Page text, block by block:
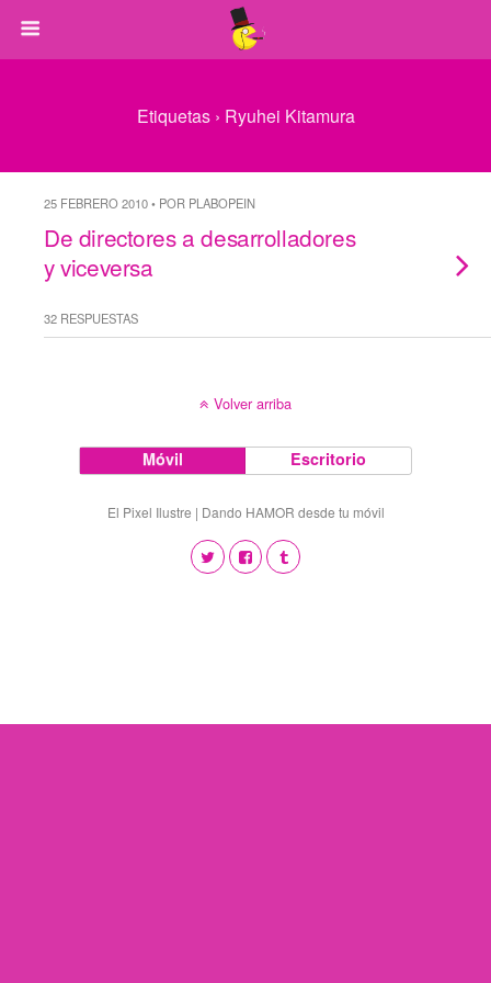
Etiquetas › Ryuhei Kitamura
25 FEBRERO 2010 • POR PLABOPEIN
De directores a desarrolladores
y viceversa
32 RESPUESTAS
Volver arriba
Móvil Escritorio
El Pixel Ilustre | Dando HAMOR desde tu móvil